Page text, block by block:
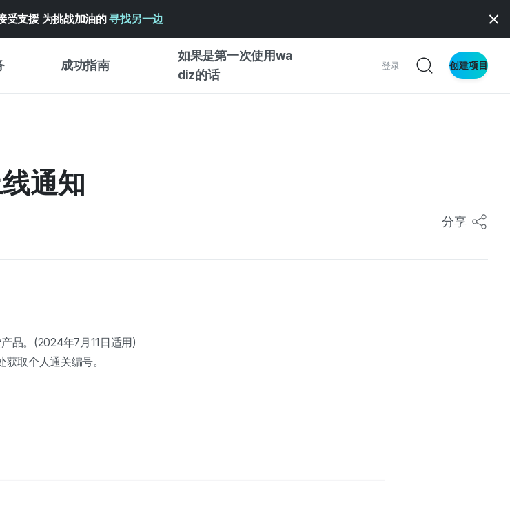
受支援 为挑战加油的寻找另一边
成功指南
如果是第一次使用wa
diz的话
登录 创建项目
WADIZ SCHOOL
成功项目故事
通知
分享
品。(2024年7月11日适用)
取个人通关编号。